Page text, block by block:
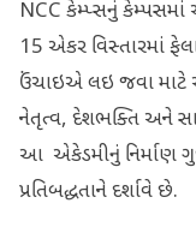
NCC કેમ્પ્સનું
15 એકર વિસ્તારમાં
ઉંચાઇએ લઇ જવા માટે
નેતૃત્વ, દેશભક્તિ અને
આ એકેડમીનું નિર્માણ
પ્રતિબદ્ધતાને દર્શાવે છે.